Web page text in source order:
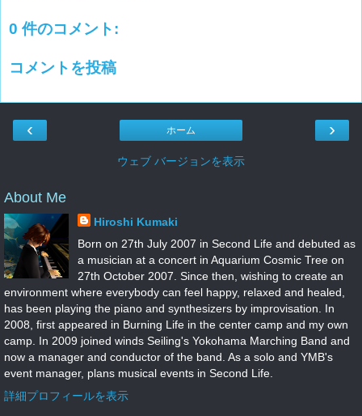
0 件のコメント:
コメントを投稿
‹ ›
ホーム
ウェブ バージョンを表示
About Me
Hiroshi Kumaki
Born on 27th July 2007 in Second Life and debuted as
a musician at a concert in Aquarium Cosmic Tree on
27th October 2007. Since then, wishing to create an
environment where everybody can feel happy, relaxed and healed,
has been playing the piano and synthesizers by improvisation. In
2008, first appeared in Burning Life in the center camp and my own
camp. In 2009 joined winds Seiling's Yokohama Marching Band and
now a manager and conductor of the band. As a solo and YMB's
event manager, plans musical events in Second Life.
詳細プロフィールを表示